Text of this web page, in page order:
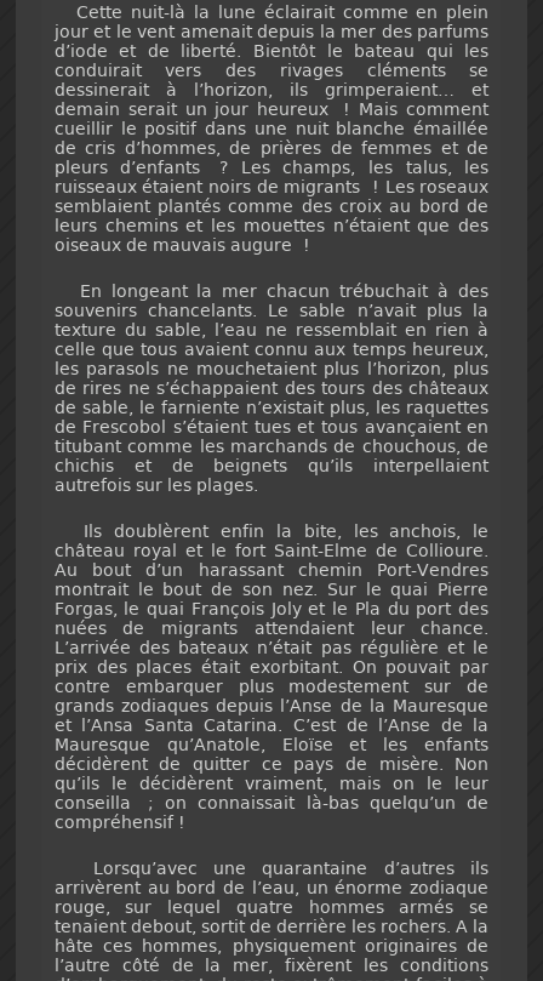
Cette nuit-là la lune éclairait comme en plein
jour et le vent amenait depuis la mer des parfums
d’iode et de liberté. Bientôt le bateau qui les
conduirait vers des rivages cléments se
dessinerait à l’horizon, ils grimperaient… et
demain serait un jour heureux ! Mais comment
cueillir le positif dans une nuit blanche émaillée
de cris d’hommes, de prières de femmes et de
pleurs d’enfants ? Les champs, les talus, les
ruisseaux étaient noirs de migrants ! Les roseaux
semblaient plantés comme des croix au bord de
leurs chemins et les mouettes n’étaient que des
oiseaux de mauvais augure !
En longeant la mer chacun trébuchait à des
souvenirs chancelants. Le sable n’avait plus la
texture du sable, l’eau ne ressemblait en rien à
celle que tous avaient connu aux temps heureux,
les parasols ne mouchetaient plus l’horizon, plus
de rires ne s’échappaient des tours des châteaux
de sable, le farniente n’existait plus, les raquettes
de Frescobol s’étaient tues et tous avançaient en
titubant comme les marchands de chouchous, de
chichis et de beignets qu’ils interpellaient
autrefois sur les plages.
Ils doublèrent enfin la bite, les anchois, le
château royal et le fort Saint-Elme de Collioure.
Au bout d’un harassant chemin Port-Vendres
montrait le bout de son nez. Sur le quai Pierre
Forgas, le quai François Joly et le Pla du port des
nuées de migrants attendaient leur chance.
L’arrivée des bateaux n’était pas régulière et le
prix des places était exorbitant. On pouvait par
contre embarquer plus modestement sur de
grands zodiaques depuis l’Anse de la Mauresque
et l’Ansa Santa Catarina. C’est de l’Anse de la
Mauresque qu’Anatole, Eloïse et les enfants
décidèrent de quitter ce pays de misère. Non
qu’ils le décidèrent vraiment, mais on le leur
conseilla ; on connaissait là-bas quelqu’un de
compréhensif !
Lorsqu’avec une quarantaine d’autres ils
arrivèrent au bord de l’eau, un énorme zodiaque
rouge, sur lequel quatre hommes armés se
tenaient debout, sortit de derrière les rochers. A la
hâte ces hommes, physiquement originaires de
l’autre côté de la mer, fixèrent les conditions